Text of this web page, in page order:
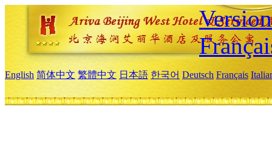
English 简体中文 繁體中文 日本語 한국어 Deutsch Français